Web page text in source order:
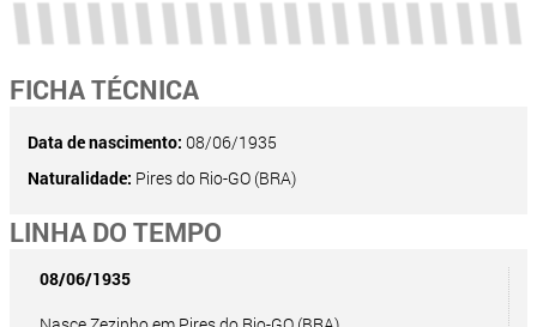
FICHA TÉCNICA
Data de nascimento: 08/06/1935
Naturalidade: Pires do Rio-GO (BRA)
LINHA DO TEMPO
08/06/1935